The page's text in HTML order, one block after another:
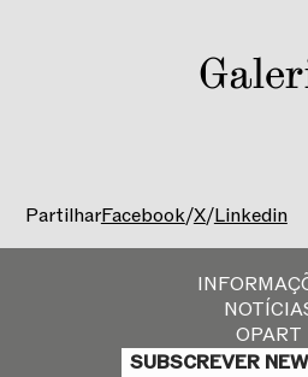
PartilharFacebook/X/Linkedin
OPART
SUBSCREVER